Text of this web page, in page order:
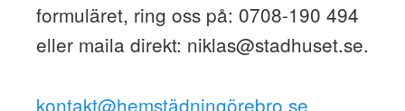
formuläret, ring oss på: 0708-190 494
eller maila direkt: niklas@stadhuset.se.
kontakt@hemstädningörebro.se